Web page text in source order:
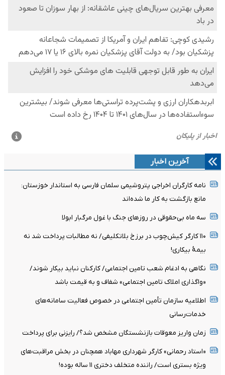
آخرین اخبار
نامه کارگران اخراجی پتروشیمی سلمان فارسی به استاندار خوزستان:
مانع بازگشت به کار ما شده‌اند
سه ماه بی‌حقوقی در روزهای جنگ با غول مرگبار ابولا
۱۱۰ کارگر کیش‌چوب در برزخ بلاتکلیفی/ نه مطالبات پرداخت شد نه
بیمۀ بیکاری!
نگاهی به ادغام شعب تامین اجتماعی/ کارکنان نباید بیکار شوند/
«واگذاری املاک تامین اجتماعی» شفاف و به قیمت باشد
اطلاعیه سازمان تأمین اجتماعی در خصوص فعالیت سامانه‌های
خدمات‌رسانی
زمان واریز معوقات بازنشستگان مشخص شد؟/ رایزنی برای پرداخت
«استاد رحمانی» کارگر شهرداری مهاباد همچنان در بخش مراقبت‌های
ویژه بستری است/ راننده متخلف دختری ۱۱ ساله بوده!